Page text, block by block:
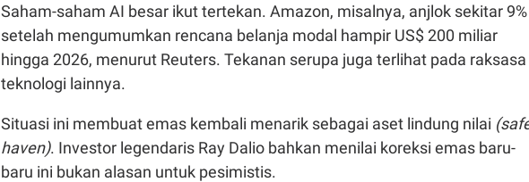
Saham-saham AI besar ikut tertekan. Amazon, misalnya, anjlok sekitar 9%
setelah mengumumkan rencana belanja modal hampir US$ 200 miliar
hingga 2026, menurut Reuters. Tekanan serupa juga terlihat pada raksasa
teknologi lainnya.
Situasi ini membuat emas kembali menarik sebagai aset lindung nilai
haven). Investor legendaris Ray Dalio bahkan menilai koreksi emas baru-
baru ini bukan alasan untuk pesimistis.